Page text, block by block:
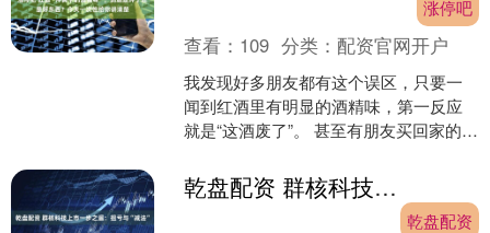
涨停吧
查看： 109 分类：配资官网开户
我发现好多朋友都有这个误区，只要一
闻到红酒里有明显的酒精味，第一反应
就是“这酒废了”。 甚至有朋友买回家的
被定性为劣质酒，....
乾盘配资 群核科技上市一步之遥：扭亏与“减法”
乾盘配资